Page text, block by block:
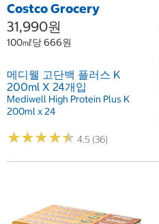
Costco Grocery
31,990원
100㎖당 666원
메디웰 고단백 플러스 K
200ml X 24개입
Mediwell High Protein Plus K
200ml x 24
★★★★★
★★★★★ 4.5 (36)